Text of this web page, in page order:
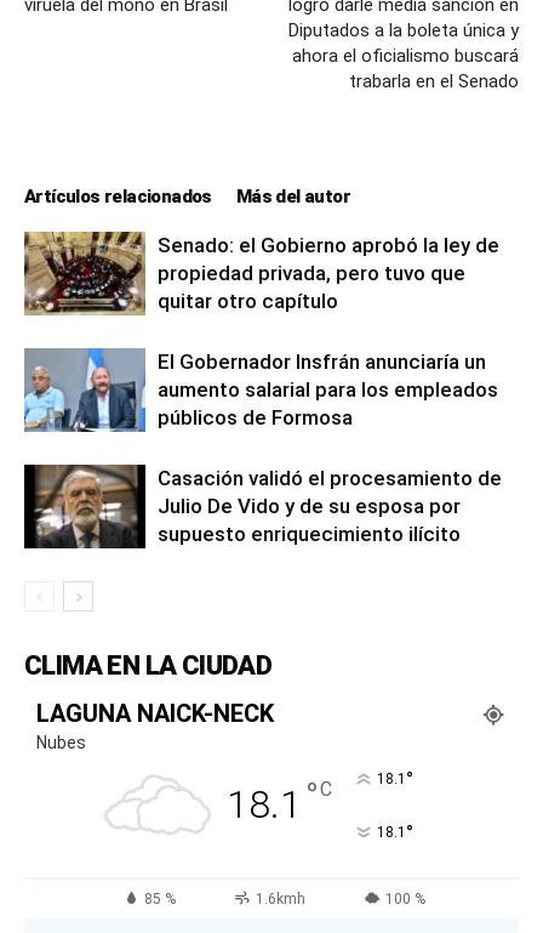
viruela del mono en Brasil
logró darle media sanción en
Diputados a la boleta única y
ahora el oficialismo buscará
trabarla en el Senado
Artículos relacionados Más del autor
Senado: el Gobierno aprobó la ley de
propiedad privada, pero tuvo que
quitar otro capítulo
El Gobernador Insfrán anunciaría un
aumento salarial para los empleados
públicos de Formosa
Casación validó el procesamiento de
Julio De Vido y de su esposa por
supuesto enriquecimiento ilícito
CLIMA EN LA CIUDAD
LAGUNA NAICK-NECK
Nubes
18.1 °C 18.1 °
18.1 °
85 % 1.6kmh 100 %